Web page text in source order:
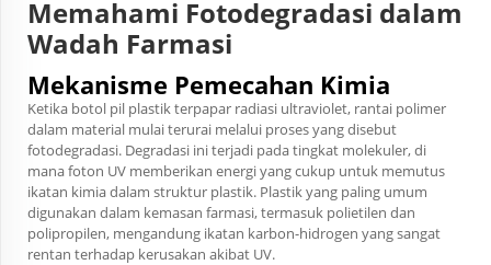
Memahami Fotodegradasi dalam
Wadah Farmasi
Mekanisme Pemecahan Kimia
Ketika botol pil plastikterpapar radiasi ultraviolet, rantai polimer
dalam material mulai terurai melalui proses yang disebut
fotodegradasi. Degradasi ini terjadi pada tingkat molekuler, di
mana foton UV memberikan energi yang cukup untuk memutus
ikatan kimia dalam struktur plastik. Plastik yang paling umum
digunakan dalam kemasan farmasi, termasuk polietilen dan
polipropilen, mengandung ikatan karbon-hidrogen yang sangat
rentan terhadap kerusakan akibat UV.